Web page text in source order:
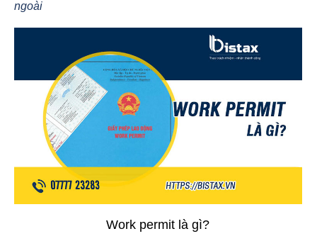
ngoài
Work permit là gì?